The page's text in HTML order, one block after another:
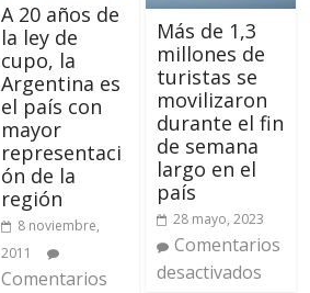
A 20 años de
la ley de
cupo, la
Argentina es
el país con
mayor
representaci
ón de la
región
8 noviembre,
2011
Comentarios
Más de 1,3
millones de
turistas se
movilizaron
durante el fin
de semana
largo en el
país
28 mayo, 2023
Comentarios
desactivados